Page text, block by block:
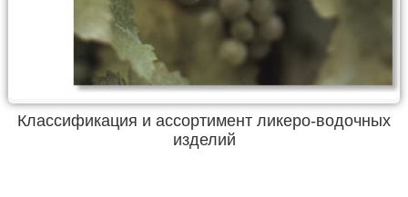
Классификация и ассортимент ликеро-водочных
изделий